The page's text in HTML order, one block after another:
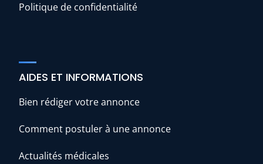
Politique de confidentialité
AIDES ET INFORMATIONS
Bien rédiger votre annonce
Comment postuler à une annonce
Actualités médicales